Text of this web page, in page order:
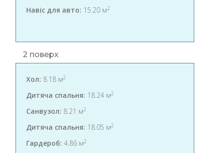
Навіс для авто: 15.20 м2
2 поверх
Хол: 8.18 м2
Дитяча спальня: 18.24 м2
Санвузол: 8.21 м2
Дитяча спальня: 18.05 м2
Гардероб: 4.86 м2